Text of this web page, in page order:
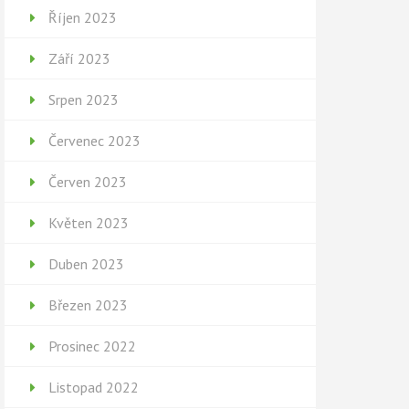
Říjen 2023
Září 2023
Srpen 2023
Červenec 2023
Červen 2023
Květen 2023
Duben 2023
Březen 2023
Prosinec 2022
Listopad 2022